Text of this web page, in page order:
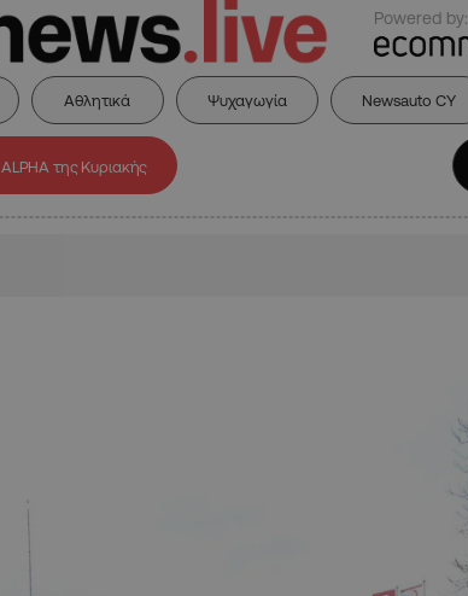
Powered by:
Αθλητικά Ψυχαγωγία Newsauto CY
ALPHA της Κυριακής